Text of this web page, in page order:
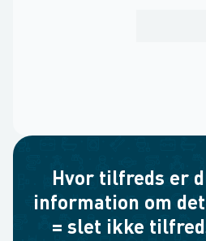
Hvor tilfreds er
information om
= slet ikke